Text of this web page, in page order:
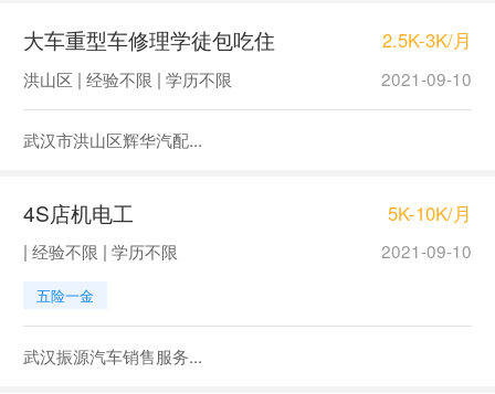
大车重型车修理学徒包吃住 2.5K-3K/月
洪山区 | 经验不限 | 学历不限 2021-09-10
武汉市洪山区辉华汽配...
4S店机电工 5K-10K/月
| 经验不限 | 学历不限 2021-09-10
五险一金
武汉振源汽车销售服务...